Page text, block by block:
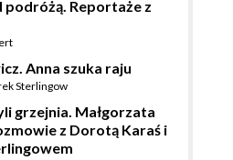
podróżą. Reportaże z
Anna szuka raju
Sterlingow
grzejnia. Małgorzata
z Dorotą Karaś i